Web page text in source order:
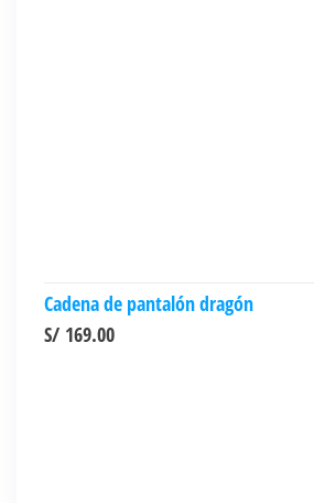
Cadena de pantalón dragón
S/ 169.00